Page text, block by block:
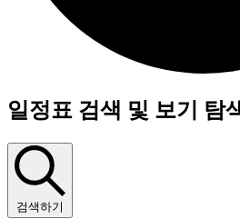
일정표 검색 및 보기 탐
검색하기